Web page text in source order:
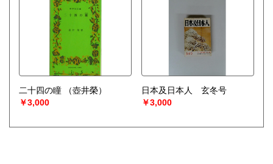
二十四の瞳
（壺井榮）
￥3,000
日本及日本人 玄冬号
￥3,000